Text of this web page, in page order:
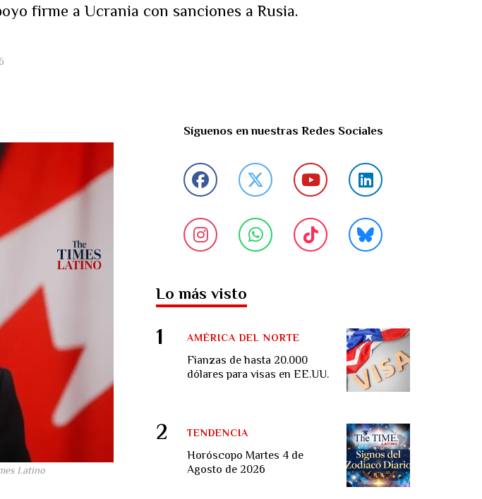
firme a Ucrania con sanciones a Rusia.
Latino
Síguenos en nuestras Redes Sociales
Lo más visto
Fianzas de hasta 20.000
dólares para visas en EE.UU.
AMÉRICA DEL NORTE
Horóscopo Martes 4 de
Agosto de 2026
TENDENCIA